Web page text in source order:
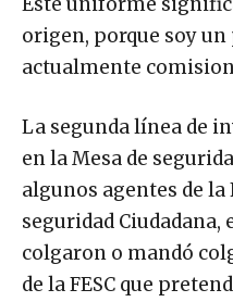
origen, porque soy un
actualmente
La segunda línea de
en la Mesa de
algunos agentes de la
seguridad Ciudadana,
colgaron o mandó
de la FESC que